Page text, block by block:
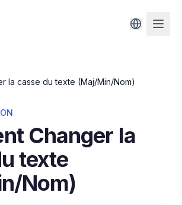
la casse du texte (Maj/Min/Nom)
Changer la
texte
Nom)